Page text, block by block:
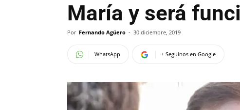
María y será
Por Fernando Agüero - 30 diciembre, 2019
WhatsApp + Seguinos en Google